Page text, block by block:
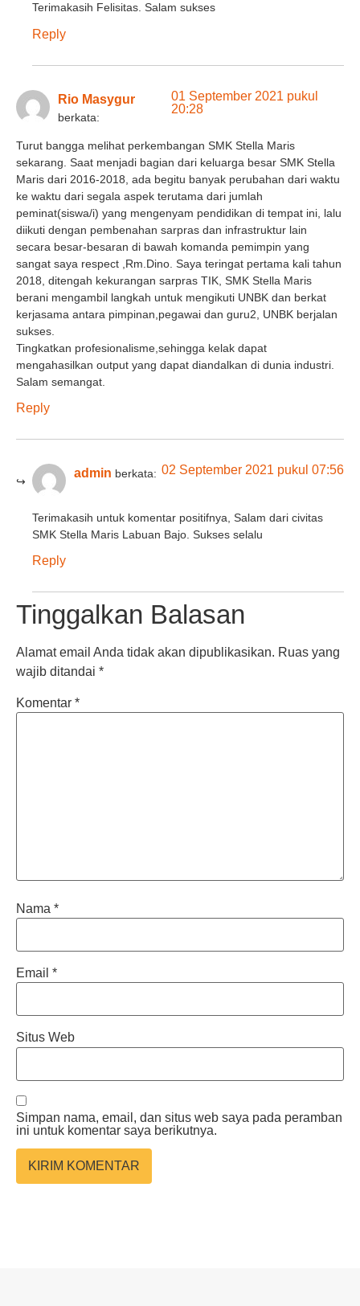
Terimakasih Felisitas. Salam sukses
Reply
Rio Masygur
berkata:
01 September 2021 pukul
20:28
Turut bangga melihat perkembangan SMK Stella Maris
sekarang. Saat menjadi bagian dari keluarga besar SMK Stella
Maris dari 2016-2018, ada begitu banyak perubahan dari waktu
ke waktu dari segala aspek terutama dari jumlah
peminat(siswa/i) yang mengenyam pendidikan di tempat ini, lalu
diikuti dengan pembenahan sarpras dan infrastruktur lain
secara besar-besaran di bawah komanda pemimpin yang
sangat saya respect ,Rm.Dino. Saya teringat pertama kali tahun
2018, ditengah kekurangan sarpras TIK, SMK Stella Maris
berani mengambil langkah untuk mengikuti UNBK dan berkat
kerjasama antara pimpinan,pegawai dan guru2, UNBK berjalan
sukses.
Tingkatkan profesionalisme,sehingga kelak dapat
mengahasilkan output yang dapat diandalkan di dunia industri.
Salam semangat.
Reply
admin berkata: 02 September 2021 pukul 07:56
Terimakasih untuk komentar positifnya, Salam dari civitas
SMK Stella Maris Labuan Bajo. Sukses selalu
Reply
Tinggalkan Balasan
Alamat email Anda tidak akan dipublikasikan. Ruas yang
wajib ditandai *
Komentar *
Nama *
Email *
Situs Web
Simpan nama, email, dan situs web saya pada peramban
ini untuk komentar saya berikutnya.